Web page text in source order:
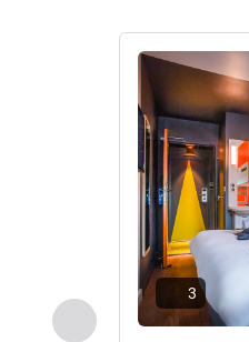
Önceki - Oda
Ayrıntıları göster
3